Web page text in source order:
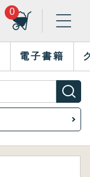
0
電子書籍